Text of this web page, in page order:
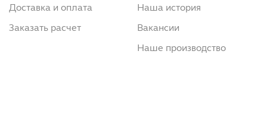
Доставка и оплата
Заказать расчет
Наша история
Вакансии
Наше производство